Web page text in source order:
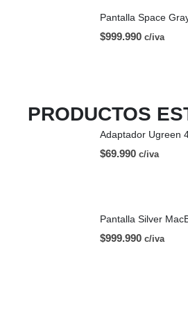
$999.990 c/iva
PRODUCTOS
$69.990 c/iva
$999.990 c/iva